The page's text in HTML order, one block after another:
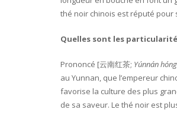
thé noir chinois est réputé
Quelles sont les
Prononcé [云南红茶; Yúnnán
au Yunnan, que l’empereur
favorise la culture des plus
de sa saveur. Le thé noir est